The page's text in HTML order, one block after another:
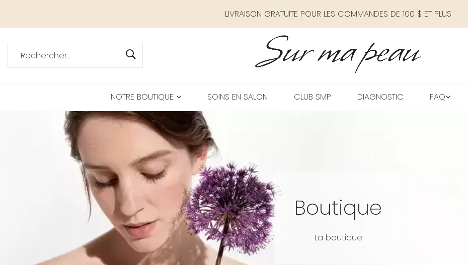
LIVRAISON GRATUITE POUR LES COMMANDES DE 100 $ ET PLUS
NOTRE BOUTIQUE SOINS EN SALON CLUB SMP DIAGNOSTIC FAQ
Boutique
La boutique